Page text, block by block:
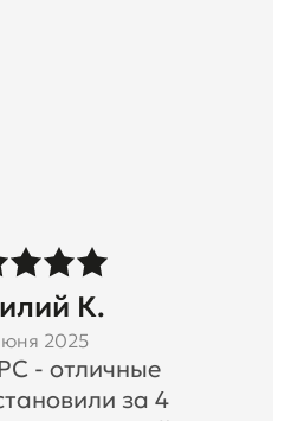
К.
2025
- отличные
за 4